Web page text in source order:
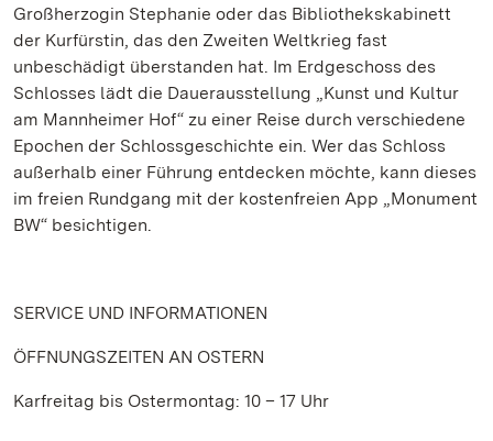
Großherzogin Stephanie oder das Bibliothekskabinett
der Kurfürstin, das den Zweiten Weltkrieg fast
unbeschädigt überstanden hat. Im Erdgeschoss des
Schlosses lädt die Dauerausstellung „Kunst und Kultur
am Mannheimer Hof“ zu einer Reise durch verschiedene
Epochen der Schlossgeschichte ein. Wer das Schloss
außerhalb einer Führung entdecken möchte, kann dieses
im freien Rundgang mit der kostenfreien App „Monument
BW“ besichtigen.
SERVICE UND INFORMATIONEN
ÖFFNUNGSZEITEN AN OSTERN
Karfreitag bis Ostermontag: 10 – 17 Uhr